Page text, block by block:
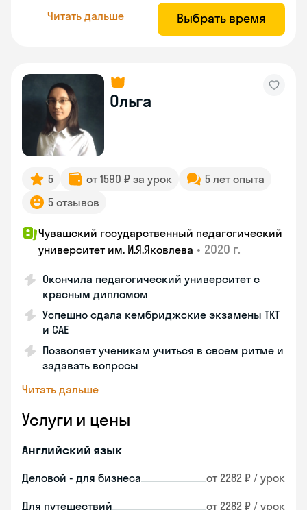
Читать дальше Выбрать время
Ольга
5 от 1590 ₽ за урок
5 лет опыта
5 отзывов
Чувашский государственный педагогический
университет им. И.Я.Яковлева • 2020 г.
Окончила педагогический университет с
красным дипломом
Успешно сдала кембриджские экзамены ТКТ
и САЕ
Позволяет ученикам учиться в своем ритме и
задавать вопросы
Читать дальше
Услуги и цены
Английский язык
Деловой - для бизнеса от 2282 ₽ / урок
Для путешествий от 2282 ₽ / урок